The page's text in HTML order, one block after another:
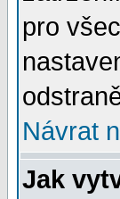
pro
Návrat
Jak